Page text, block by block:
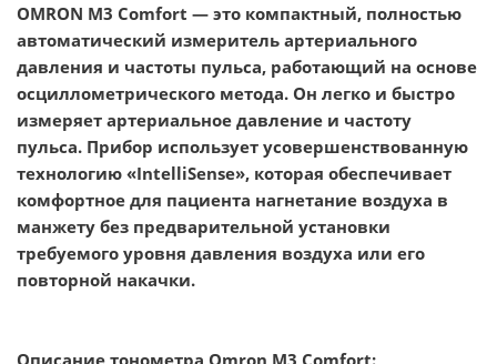
OMRON M3 Comfort — это компактный, полностью
автоматический измеритель артериального
давления и частоты пульса, работающий на основе
осциллометрического метода. Он легко и быстро
измеряет артериальное давление и частоту
пульса. Прибор использует усовершенствованную
технологию «IntelliSense», которая обеспечивает
комфортное для пациента нагнетание воздуха в
манжету без предварительной установки
требуемого уровня давления воздуха или его
повторной накачки.
Описание тонометра Omron M3 Comfort: